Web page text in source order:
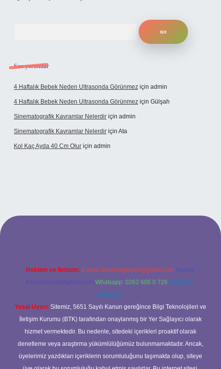
Son yorumlar
4 Haftalık Bebek Neden Ultrasonda Görünmez için admin
4 Haftalık Bebek Neden Ultrasonda Görünmez için Gülşah
Sinematografik Kavramlar Nelerdir için admin
Sinematografik Kavramlar Nelerdir için Ata
Kol Kaç Ayda 40 Cm Olur için admin
Reklam ve İletişim: E-mail: backlinkpaneli@gmail.com Teams:
forumhizmeti@gmail.com Whatsapp: 0262 606 0 726 Telegram:
@karabul
Yasal Uyarı: Sitemiz, 5651 Sayılı Kanun gereğince Bilgi Teknolojileri ve
İletişim Kurumu (BTK) tarafından onaylanmış bir Yer Sağlayıcı olarak
hizmet vermektedir. Bu nedenle, sitedeki içerikleri proaktif olarak
denetleme veya araştırma yükümlülüğümüz bulunmamaktadır. Ancak,
üyelerimiz yazdıkları içeriklerin sorumluluğunu taşımakta olup, siteye